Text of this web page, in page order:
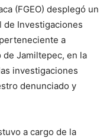
(FGEO) desplegó un
de Investigaciones
a
Jamiltepec, en la
investigaciones
denunciado y
a cargo de la